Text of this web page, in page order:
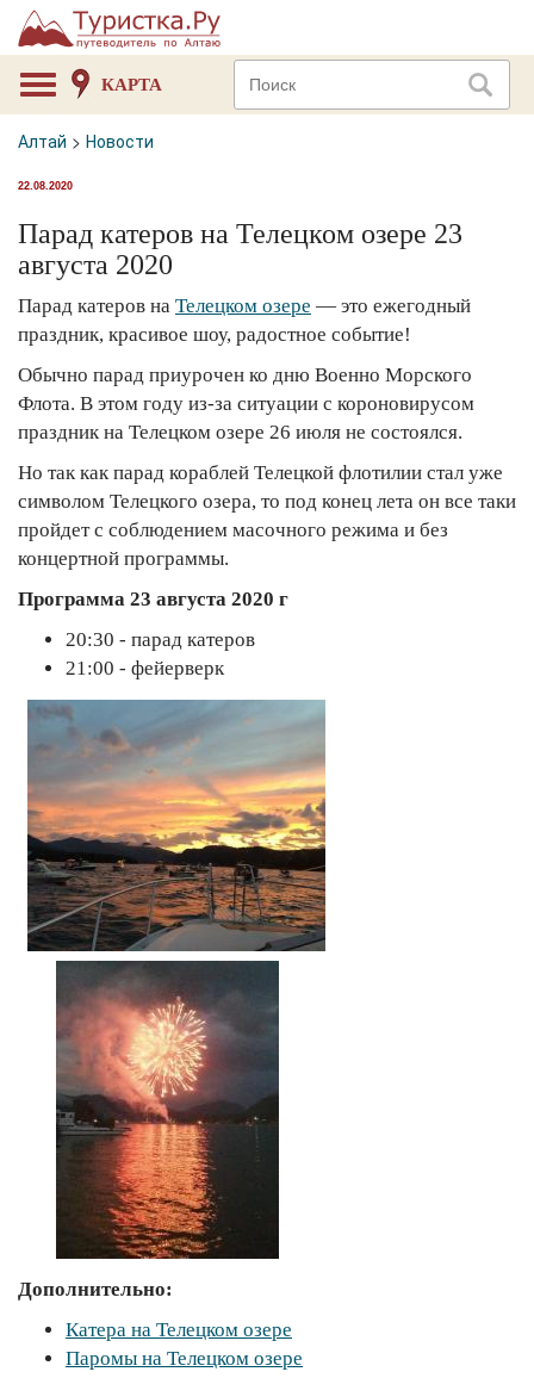
КАРТА
Алтай > Новости
22.08.2020
Парад катеров на Телецком озере 23
августа 2020
Парад катеров на Телецком озере — это ежегодный
праздник, красивое шоу, радостное событие!
Обычно парад приурочен ко дню Военно Морского
Флота. В этом году из-за ситуации с короновирусом
праздник на Телецком озере 26 июля не состоялся.
Но так как парад кораблей Телецкой флотилии стал уже
символом Телецкого озера, то под конец лета он все таки
пройдет с соблюдением масочного режима и без
концертной программы.
Программа 23 августа 2020 г
20:30 - парад катеров
21:00 - фейерверк
Дополнительно:
Катера на Телецком озере
Паромы на Телецком озере